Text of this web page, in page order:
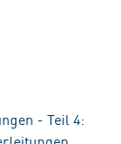
- Teil 4: